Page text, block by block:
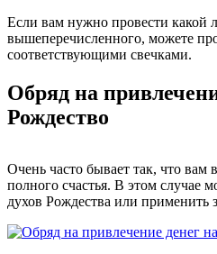
Если вам нужно провести какой
вышеперечисленного, можете
соответствующими свечками.
Обряд на
Рождество
Очень часто бывает так, что вам
полного счастья. В этом случае
духов Рождества или применить